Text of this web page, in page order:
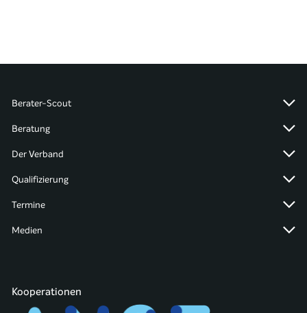
Berater-Scout
Beratung
Der Verband
Qualifizierung
Termine
Medien
Kooperationen